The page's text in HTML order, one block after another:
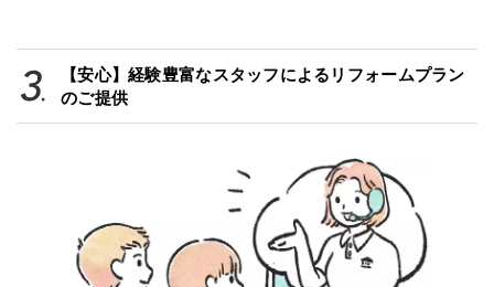
【安心】経験豊富なスタッフによるリフォームプラン
のご提供